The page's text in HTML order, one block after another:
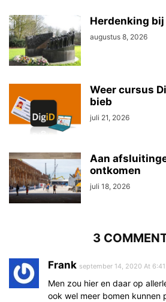
Herdenking
augustus 8, 2026
Weer cursus
bieb
juli 21, 2026
Aan
ontkomen
juli 18, 2026
3
Frank september 14, 2020 At
Men zou hier en daar op
ook wel meer bomen kunnen